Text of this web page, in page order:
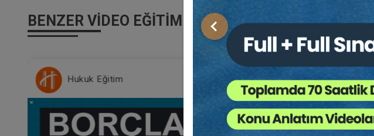
Önceki
BENZER VIDEO EĞITIMLER
Hukuk Eğitim Hukuk Eğitim